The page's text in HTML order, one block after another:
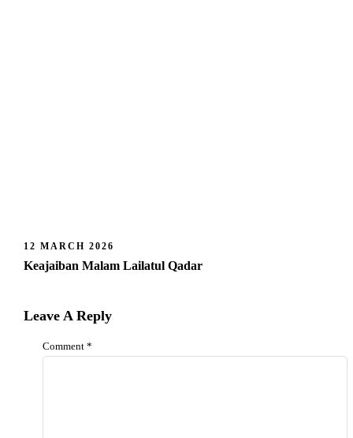
12 MARCH 2026
Keajaiban Malam Lailatul Qadar
Leave A Reply
Comment *